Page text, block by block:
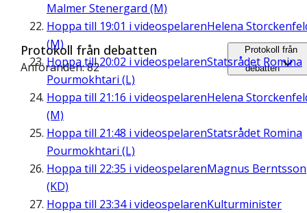
Malmer Stenergard (M)
Hoppa till 19:01 i videospelarenHelena
(M)
Hoppa till20:02 i videospelarenStatsrådet Romina
Pourmokhtari (L)
Hoppa till 21:16 i videospelarenHelena
(M)
Hoppa till 21:48 i videospelarenStatsrådet Romina
Pourmokhtari (L)
Hoppa till 22:35 i videospelarenMagnus Berntsson
(KD)
Hoppa till 23:34i videospelarenKulturminister
Protokoll från debatten
Anföranden: 82
Protokoll från
debatten